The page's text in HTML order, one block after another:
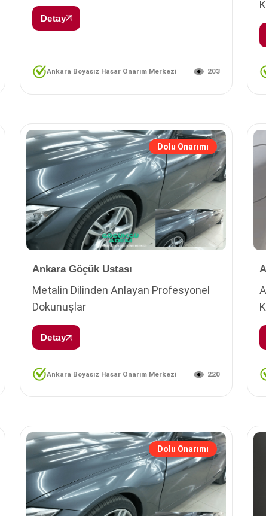
Detay
Ankara Boyasız Hasar Onarım Merkezi 203
Dolu Onarımı
Ankara Göçük Ustası
Metalin Dilinden Anlayan Profesyonel
Dokunuşlar
Detay
Ankara Boyasız Hasar Onarım Merkezi 220
Dolu Onarımı